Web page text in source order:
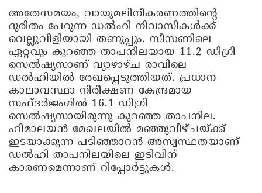
അതേസമയം, വായുമലിനീകരണത്തിന്റെ
ദുരിതം പേറുന്ന ഡല്‍ഹി നിവാസികള്‍ക്ക്
വെല്ലുവിളിയായി തണുപ്പും. സീസണിലെ
ഏറ്റവും കുറഞ്ഞ താപനിലയായ 11.2 ഡിഗ്രി
സെല്‍ഷ്യസാണ് വ്യാഴാഴ്ച രാവിലെ
ഡല്‍ഹിയില്‍ രേഖപ്പെടുത്തിയത്. പ്രധാന
കാലാവസ്ഥാ നിരീക്ഷണ കേന്ദ്രമായ
സഫ്ദര്‍ജംഗില്‍ 16.1 ഡിഗ്രി
സെല്‍ഷ്യസായിരുന്നു കുറഞ്ഞ താപനില.
ഹിമാലയന്‍ മേഖലയില്‍ മഞ്ഞുവീഴ്ചയ്ക്ക്
ഇടയാക്കുന്ന പടിഞ്ഞാറന്‍ അസ്വസ്ഥതയാണ്
ഡല്‍ഹി താപനിലയിലെ ഇടിവിന്
കാരണമെന്നാണ് റിപ്പോർട്ടുകൾ.